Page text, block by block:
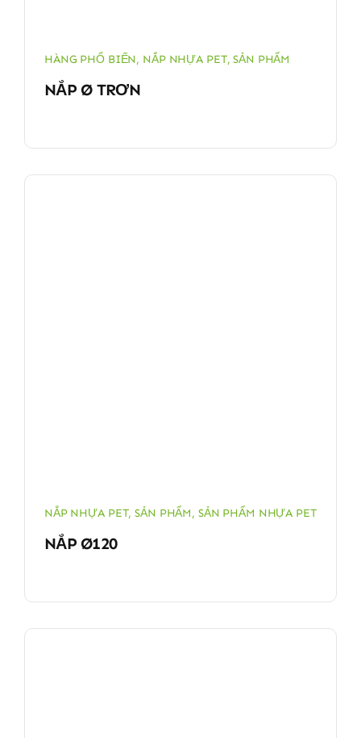
HÀNG PHỔ BIẾN, NẮP NHỰA PET,SẢN PHẨM
NẮP Ø TRƠN
NẮP NHỰA PET,SẢN PHẨM, SẢN PHẨM NHỰA PET
NẮP Ø120